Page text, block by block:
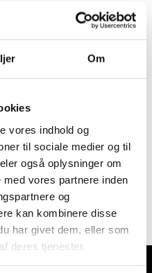
Om
vores indhold og
til sociale medier og til
også oplysninger om
vores partnere inden
og
kan kombinere disse
har givet dem, eller som
deres tjenester.
just created a
and become